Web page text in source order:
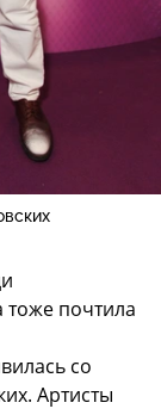
тоже почтила
со
Артисты